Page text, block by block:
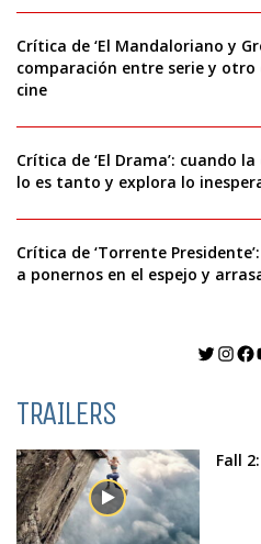
Crítica de ‘El Mandaloriano y
comparación entre serie y otro
cine
Crítica de ‘El Drama’: cuando
lo es tanto y explora lo
Crítica de ‘Torrente
a ponernos en el espejo y
TRAILERS
Fall